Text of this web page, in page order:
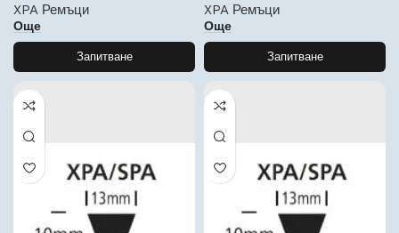
XPA Ремъци
Още
Запитване
XPA Ремъци
Още
Запитване